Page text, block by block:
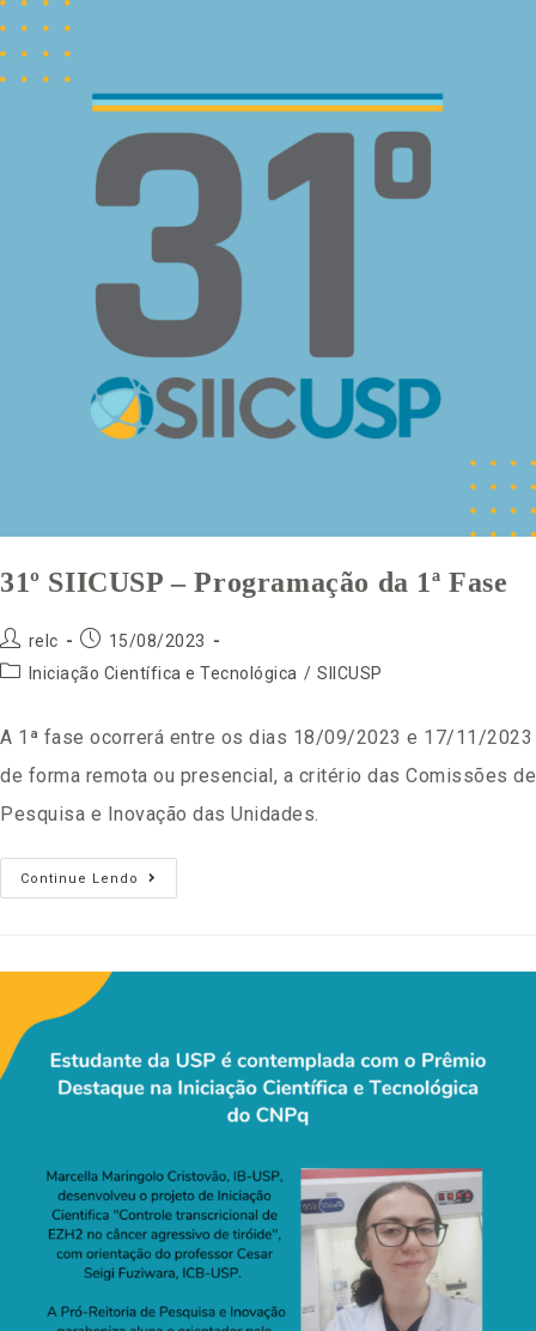
31º SIICUSP – Programação da 1ª Fase
relc
15/08/2023
Iniciação Científica e Tecnológica / SIICUSP
A 1ª fase ocorrerá entre os dias 18/09/2023 e 17/11/2023
de forma remota ou presencial, a critério das Comissões de
Pesquisa e Inovação das Unidades.
Continue Lendo